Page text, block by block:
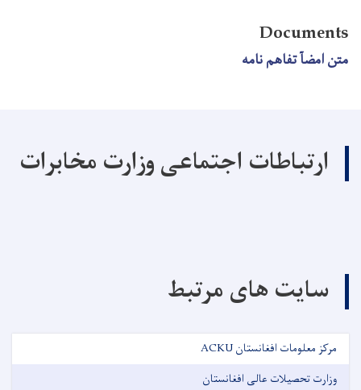
Documents
متن امضآ تفاهم نامه
ارتباطات اجتماعی وزارت مخابرات
سایت های مرتبط
مرکز معلومات افغانستان ACKU
وزارت تحصیلات عالی افغانستان